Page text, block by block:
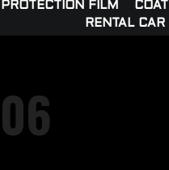
PROTECTION FILM
RENTAL CAR